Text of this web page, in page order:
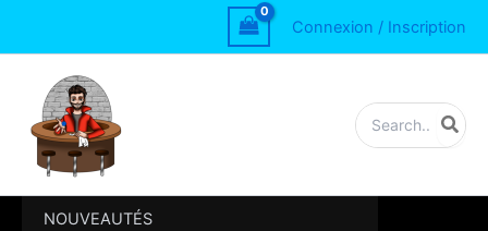
Connexion / Inscription
Rechercher:
NOUVEAUTÉS